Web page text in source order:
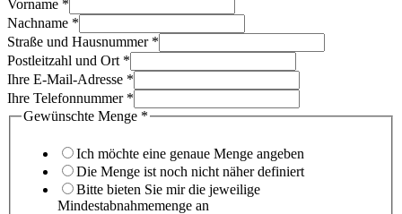
Vorname *
Nachname *
Straße und Hausnummer *
Postleitzahl und Ort *
Ihre E-Mail-Adresse *
Ihre Telefonnummer *
Gewünschte Menge *
Ich möchte eine genaue Menge angeben
Die Menge ist noch nicht näher definiert
Bitte bieten Sie mir die jeweilige
Mindestabnahmemenge an